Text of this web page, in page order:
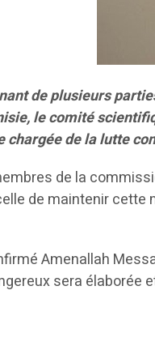
de plusieurs
le comité
de la lutte
de la
de maintenir cette
Amenallah
sera élaborée